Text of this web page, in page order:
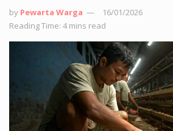
by Pewarta Warga
16/01/2026
Reading Time: 4 mins read